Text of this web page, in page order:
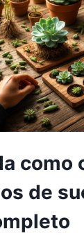
como
de